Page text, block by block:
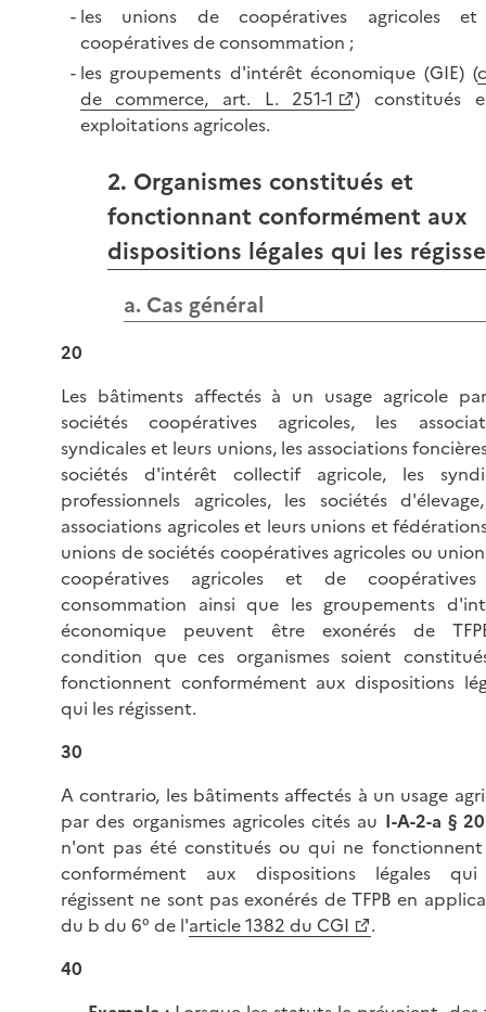
les unions de coopératives agricoles
coopératives de consommation ;
les groupements d'intérêt économique (GIE) (
de commerce, art. L. 251-1
) constitués
exploitations agricoles.
2. Organismes constitués et
fonctionnant conformément aux
dispositions légales qui les
a. Cas général
20
Les bâtiments affectés à un usage agricole
sociétés coopératives agricoles, les
syndicales et leurs unions, les associations
sociétés d'intérêt collectif agricole, les
professionnels agricoles, les sociétés
associations agricoles et leurs unions et
unions de sociétés coopératives agricoles ou
coopératives agricoles et de
consommation ainsi que les groupements
économique peuvent être exonérés de
condition que ces organismes soient
fonctionnent conformément aux dispositions
qui les régissent.
30
A contrario, les bâtiments affectés à un usage
par des organismes agricoles cités au I-A-2-a § 20
n'ont pas été constitués ou qui ne fonctionnent
conformément aux dispositions légales
régissent ne sont pas exonérés de TFPB en
du b du 6° de l'article 1382 du CGI
.
40